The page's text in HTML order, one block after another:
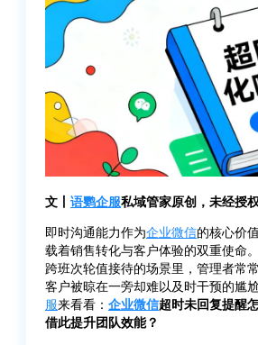
文丨 语鹦企服私域管家原创，未经授
即时沟通能力作为企业微信的核心价
载着销售转化与客户体验的双重使命
跨班次轮值接待的场景里，管理者常
客户被晾在一旁却难以及时干预的尴
服来看看： 企业微信超时未回复提醒
借此提升团队效能？